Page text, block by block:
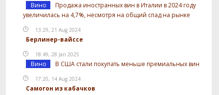
Вино
Продажа иностранных вин в Италии в 2024 году
увеличилась на 4,7%, несмотря на общий спад на рынке
13:29, 21 Aug 2024
Берлинер-вайссе
18:49, 28 Jan 2025
Вино В США стали покупать меньше премиальных вин
17:20, 14 Aug 2024
Самогон из кабачков